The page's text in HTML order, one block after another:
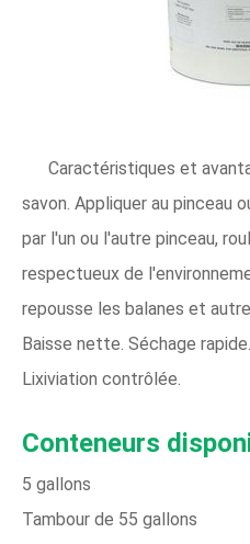
Caractéristiques et
savon. Appliquer au pinceau
par l'un ou l'autre pinceau,
respectueux de
repousse les balanes et
Baisse nette. Séchage
Lixiviation contrôlée.
Conteneurs
5 gallons
Tambour de 55 gallons